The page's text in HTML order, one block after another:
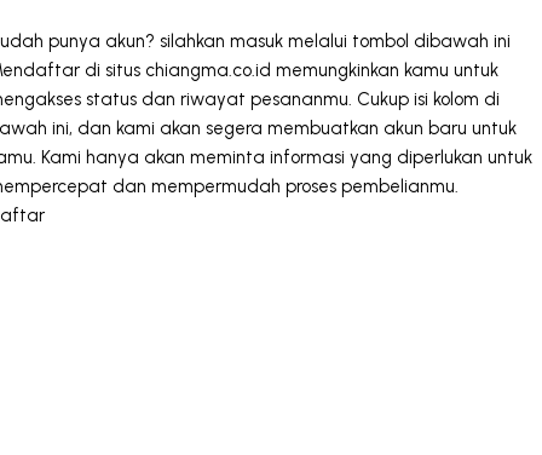
punya akun? silahkan masuk melalui tombol dibawah ini
di situs chiangma.co.id memungkinkan kamu untuk
status dan riwayat pesananmu. Cukup isi kolom di
ini, dan kami akan segera membuatkan akun baru untuk
Kami hanya akan meminta informasi yang diperlukan untuk
dan mempermudah proses pembelianmu.